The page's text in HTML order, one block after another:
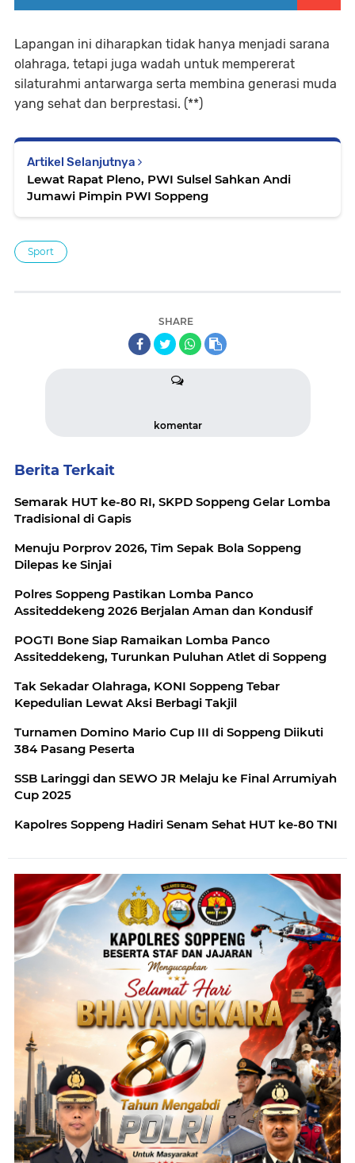
Lapangan ini diharapkan tidak hanya menjadi sarana
olahraga, tetapi juga wadah untuk mempererat
silaturahmi antarwarga serta membina generasi muda
yang sehat dan berprestasi. (**)
Artikel Selanjutnya
Lewat Rapat Pleno, PWI Sulsel Sahkan Andi
Jumawi Pimpin PWI Soppeng
Sport
SHARE
komentar
Berita Terkait
Semarak HUT ke-80 RI, SKPD Soppeng Gelar Lomba
Tradisional di Gapis
Menuju Porprov 2026, Tim Sepak Bola Soppeng
Dilepas ke Sinjai
Polres Soppeng Pastikan Lomba Panco
Assiteddekeng 2026 Berjalan Aman dan Kondusif
POGTI Bone Siap Ramaikan Lomba Panco
Assiteddekeng, Turunkan Puluhan Atlet di Soppeng
Tak Sekadar Olahraga, KONI Soppeng Tebar
Kepedulian Lewat Aksi Berbagi Takjil
Turnamen Domino Mario Cup III di Soppeng Diikuti
384 Pasang Peserta
SSB Laringgi dan SEWO JR Melaju ke Final Arrumiyah
Cup 2025
Kapolres Soppeng Hadiri Senam Sehat HUT ke-80 TNI